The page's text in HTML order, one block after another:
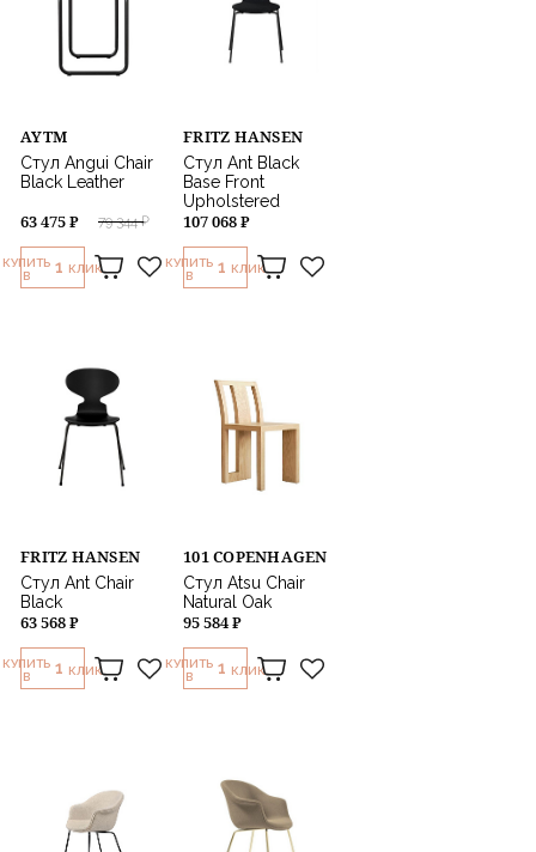
AYTM
Стул Angui Chair
Black Leather
79 344 ₽
63 475 ₽
КУПИТЬ
В
1 КЛИК
FRITZ HANSEN
Стул Ant Black
Base Front
Upholstered
107 068 ₽
КУПИТЬ
В
1 КЛИК
FRITZ HANSEN
Стул Ant Chair
Black
63 568 ₽
КУПИТЬ
В
1 КЛИК
101 COPENHAGEN
Стул Atsu Chair
Natural Oak
95 584 ₽
КУПИТЬ
В
1 КЛИК